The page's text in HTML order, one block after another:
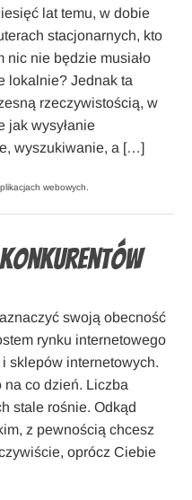
lat temu, w dobie
stacjonarnych, kto
nic nie będzie musiało
lokalnie? Jednak ta
rzeczywistością, w
jak wysyłanie
wyszukiwanie, a […]
webowych
swoją obecność
rynku internetowego
sklepów internetowych.
na co dzień. Liczba
stale rośnie. Odkąd
z pewnością chcesz
oprócz Ciebie